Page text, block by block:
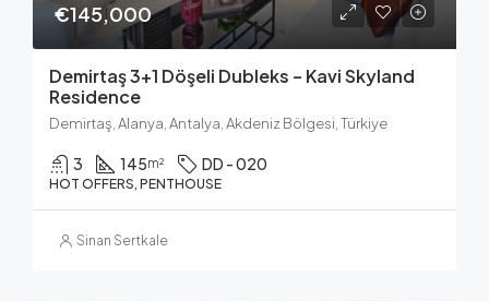
€145,000
Demirtaş 3+1 Döşeli Dubleks – Kavi Skyland
Residence
Demirtaş, Alanya, Antalya, Akdeniz Bölgesi, Türkiye
3 145m² DD - 020
HOT OFFERS, PENTHOUSE
Sinan Sertkale